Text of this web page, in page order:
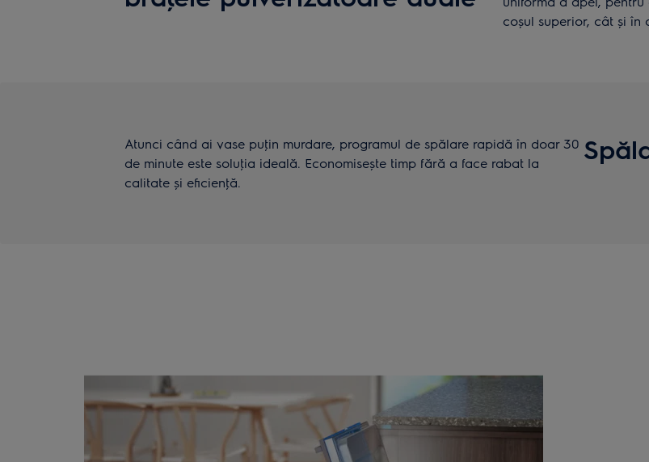
coșul superior, cât și în
Atunci când ai vase puţin murdare, programul de spălare rapidă în doar 30
de minute este soluţia ideală. Economisește timp fără a face rabat la
calitate și eficienţă.